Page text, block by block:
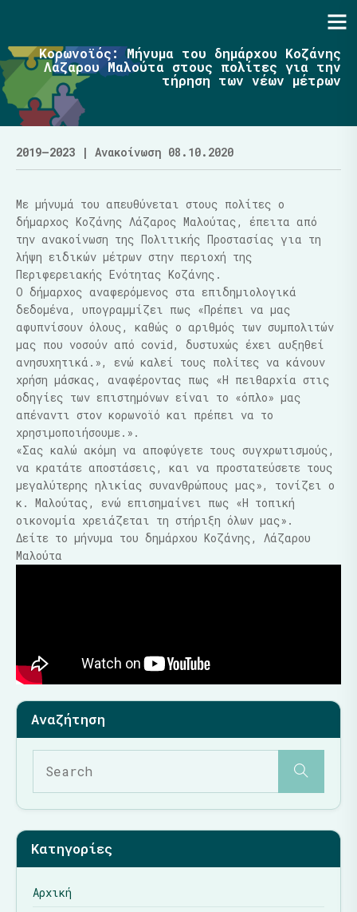
Κορωνοϊός: Μήνυμα του δημάρχου Κοζάνης
Λάζαρου Μαλούτα στους πολίτες για την
τήρηση των νέων μέτρων
2019–2023 | Ανακοίνωση 08.10.2020
Με μήνυμά του απευθύνεται στους πολίτες ο
δήμαρχος Κοζάνης Λάζαρος Μαλούτας, έπειτα από
την ανακοίνωση της Πολιτικής Προστασίας για τη
λήψη ειδικών μέτρων στην περιοχή της
Περιφερειακής Ενότητας Κοζάνης.
Ο δήμαρχος αναφερόμενος στα επιδημιολογικά
δεδομένα, υπογραμμίζει πως «Πρέπει να μας
αφυπνίσουν όλους, καθώς ο αριθμός των συμπολιτών
μας που νοσούν από covid, δυστυχώς έχει αυξηθεί
ανησυχητικά.», ενώ καλεί τους πολίτες να κάνουν
χρήση μάσκας, αναφέροντας πως «Η πειθαρχία στις
οδηγίες των επιστημόνων είναι το «όπλο» μας
απέναντι στον κορωνοϊό και πρέπει να το
χρησιμοποιήσουμε.».
«Σας καλώ ακόμη να αποφύγετε τους συγχρωτισμούς,
να κρατάτε αποστάσεις, και να προστατεύσετε τους
μεγαλύτερης ηλικίας συνανθρώπους μας», τονίζει ο
κ. Μαλούτας, ενώ επισημαίνει πως «Η τοπική
οικονομία χρειάζεται τη στήριξη όλων μας».
Δείτε το μήνυμα του δημάρχου Κοζάνης, Λάζαρου
Μαλούτα
Κατηγορίες
Αρχική